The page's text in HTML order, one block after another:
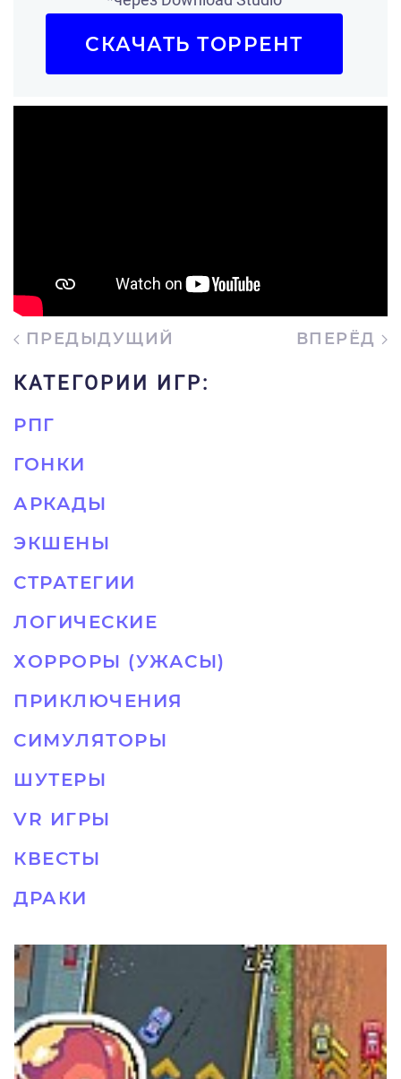
СКАЧАТЬ ТОРРЕНТ
ПРЕДЫДУЩИЙ ВПЕРЁД
КАТЕГОРИИ ИГР:
РПГ
ГОНКИ
АРКАДЫ
ЭКШЕНЫ
СТРАТЕГИИ
ЛОГИЧЕСКИЕ
ХОРРОРЫ (УЖАСЫ)
ПРИКЛЮЧЕНИЯ
СИМУЛЯТОРЫ
ШУТЕРЫ
VR ИГРЫ
КВЕСТЫ
ДРАКИ